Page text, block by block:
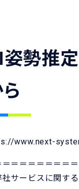
勢推定
www.next-
＝＝＝＝＝＝＝＝
サービスに関する